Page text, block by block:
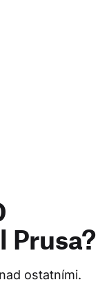
Prusa?
ostatními.